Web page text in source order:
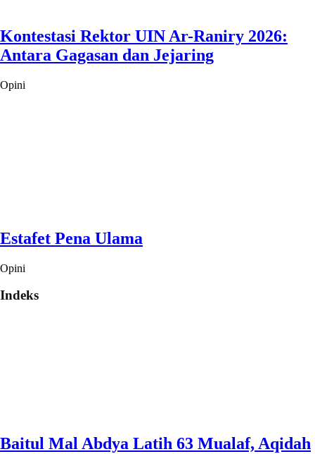
Kontestasi Rektor UIN Ar-Raniry 2026:
Antara Gagasan dan Jejaring
Opini
Estafet Pena Ulama
Opini
Indeks
Baitul Mal Abdya Latih 63 Mualaf, Aqidah